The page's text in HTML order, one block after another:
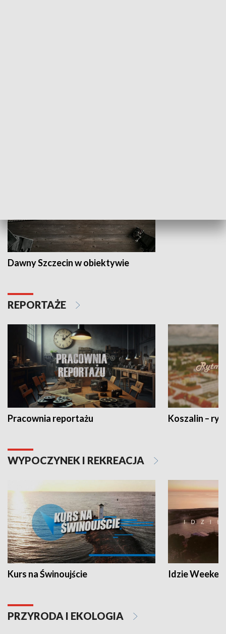
Dawny Szczecin w obiektywie
REPORTAŻE
Pracownia reportażu Koszalin –
WYPOCZYNEK I REKREACJA
Kurs na Świnoujście Idzie
PRZYRODA I EKOLOGIA